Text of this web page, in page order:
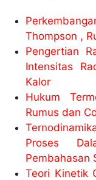
Thompson ,
Pengertian
Intensitas
Kalor
Hukum
Rumus dan
Proses
Pembahasan
Teori Kinetik